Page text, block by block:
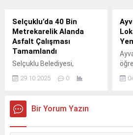
Selçuklu’da 40 Bin
Metrekarelik Alanda
Asfalt Çalışması
Tamamlandı
Selçuklu Belediyesi,
yönelik çalışmalarını
29.10.2025 0
Bir Yorum Yazın